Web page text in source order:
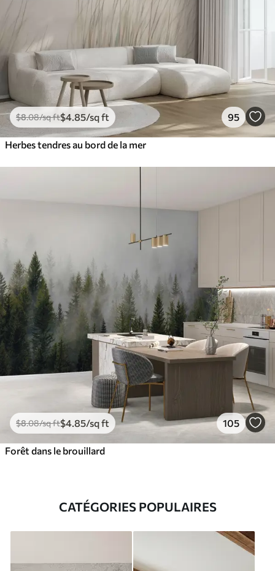
$8.08/sq ft$4 .85/sq ft 95
Herbes tendres au bord de la mer
$8.08/sq ft$4 .85/sq ft 105
Forêt dans le brouillard
CATÉGORIES POPULAIRES